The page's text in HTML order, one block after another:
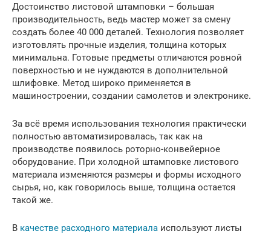
Достоинство листовой штамповки – большая
производительность, ведь мастер может за смену
создать более 40 000 деталей. Технология позволяет
изготовлять прочные изделия, толщина которых
минимальна. Готовые предметы отличаются ровной
поверхностью и не нуждаются в дополнительной
шлифовке. Метод широко применяется в
машиностроении, создании самолетов и электронике.
За всё время использования технология практически
полностью автоматизировалась, так как на
производстве появилось роторно-конвейерное
оборудование. При холодной штамповке листового
материала изменяются размеры и формы исходного
сырья, но, как говорилось выше, толщина остается
такой же.
В качестве расходного материала используют листы